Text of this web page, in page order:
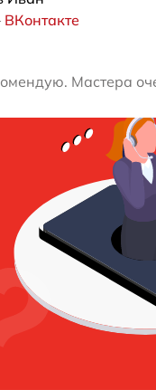
ВКонтакте
Мастера